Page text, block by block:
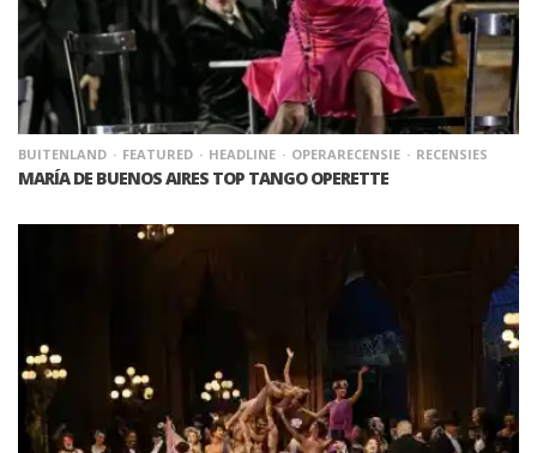
BUITENLAND FEATURED HEADLINE OPERARECENSIE RECENSIES
MARÍA DE BUENOS AIRES TOP TANGO OPERETTE